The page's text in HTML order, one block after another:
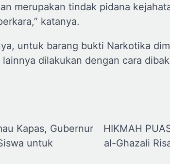
merupakan tindak pidana
katanya.
untuk barang bukti Narkotika
dilakukan dengan cara
Kapas, Gubernur
untuk
HIKMAH
al-Ghazali